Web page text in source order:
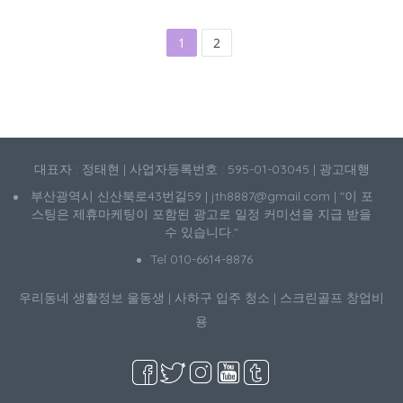
1 2
대표자 : 정태현 | 사업자등록번호 : 595-01-03045 | 광고대행
부산광역시 신산북로43번길59 | jth8887@gmail.com | "이 포
스팅은 제휴마케팅이 포함된 광고로 일정 커미션을 지급 받을
수 있습니다."
Tel 010-6614-8876
우리동네 생활정보 울동생 | 사하구 입주 청소 | 스크린골프 창업비
용